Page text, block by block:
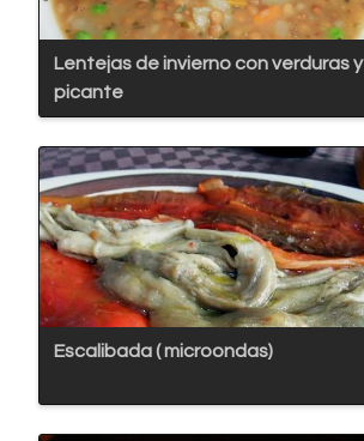
Lentejas de invierno con verduras y
picante
Escalibada ( microondas)